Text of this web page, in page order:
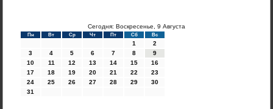
Сегодня: Воскресенье, 9 Августа
Пн Вт Ср Чт Пт Сб Вс
1
2
3
4 5 6 7 8
9
10
11 12 13 14 15
16
17
18 19 20 21 22
23
24
25 26 27 28 29
30
31